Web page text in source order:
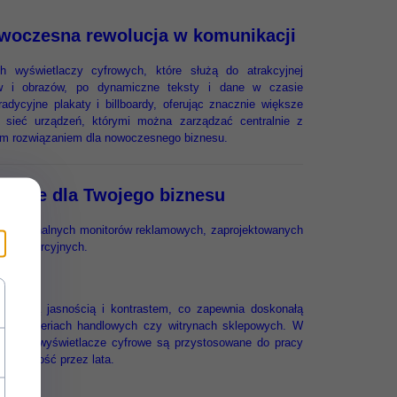
rewolucja w komunikacji
wyświetlaczy cyfrowych, które służą do atrakcyjnej
i obrazów, po dynamiczne teksty i dane w czasie
plakaty i billboardy, oferując znacznie większe
sieć urządzeń, którymi można zarządzać centralnie z
rozwiązaniem dla nowoczesnego biznesu.
dla Twojego biznesu
monitorów reklamowych, zaprojektowanych
komercyjnych.
jasnością i kontrastem, co zapewnia doskonałą
galeriach handlowych czy witrynach sklepowych. W
wyświetlacze cyfrowe są przystosowane do pracy
i trwałość przez lata.